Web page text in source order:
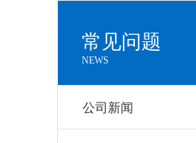
常见问题
NEWS
公司新闻